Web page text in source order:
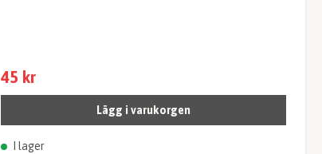
45 kr
Lägg i varukorgen
I lager